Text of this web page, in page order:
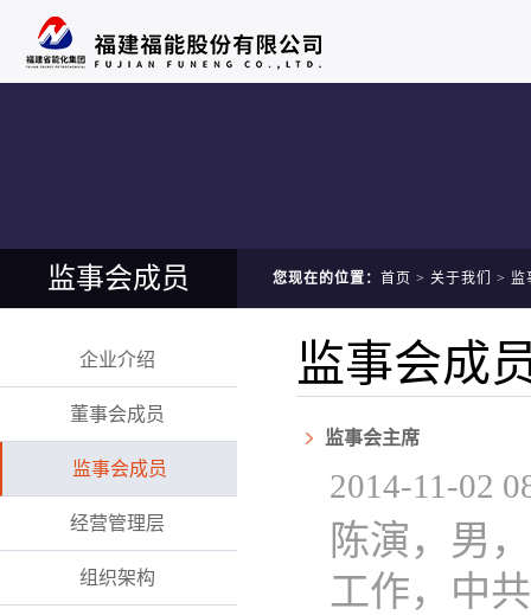
监事会成员 您现在的位置： 首页 > 关于我们 > 监
企业介绍
董事会成员
监事会成员
经营管理层
组织架构
监事会成
监事会主席
2014-11-02
陈演，男
工作，中